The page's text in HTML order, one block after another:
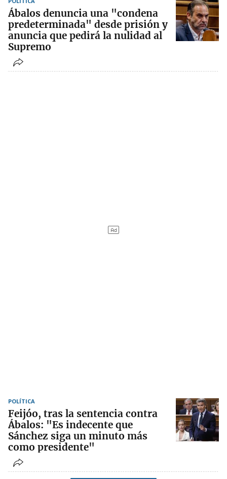
Ábalos denuncia una "condena
predeterminada" desde prisión y
anuncia que pedirá la nulidad al
Supremo
POLÍTICA
Feijóo, tras la sentencia contra
Ábalos: "Es indecente que
Sánchez siga un minuto más
como presidente"